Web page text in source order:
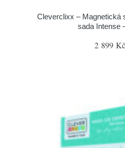
Cleverclixx – Magnetická
sada Intense
2 899 Kč